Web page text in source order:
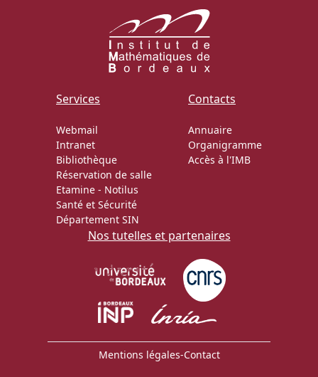
Doctorant·e·s
Services
Webmail
Intranet
Bibliothèque
Réservation de salle
Etamine - Notilus
Santé et Sécurité
Département SIN
Contacts
Annuaire
Organigramme
Accès à l'IMB
Nos tutelles et partenaires
Mentions légales-Contact